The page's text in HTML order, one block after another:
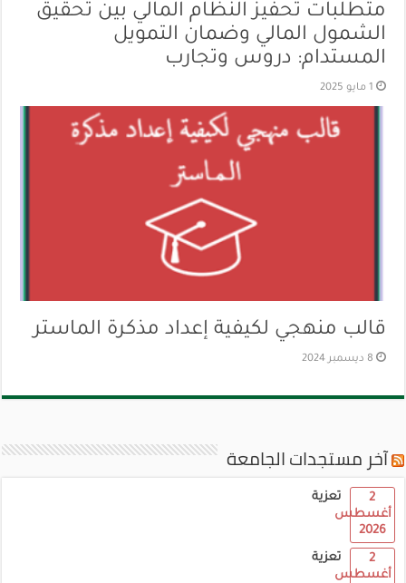
متطلبات تحفيز النظام المالي بين تحقيق
الشمول المالي وضمان التمويل
المستدام: دروس وتجارب
1 مايو 2025
قالب منهجي لكيفية إعداد مذكرة الماستر
8 ديسمبر 2024
آخر مستجدات الجامعة
تعزية
2
أغسطس
2026
تعزية
2
أغسطس